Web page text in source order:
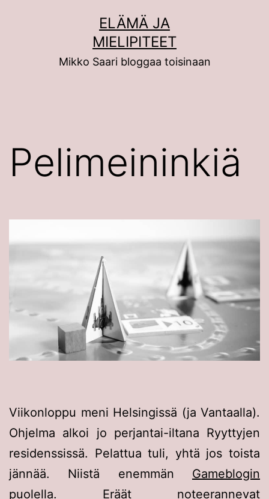
ELÄMÄ JA
MIELIPITEET
Mikko Saari bloggaa toisinaan
Pelimeininkiä
Viikonloppu meni Helsingissä (ja Vantaalla).
Ohjelma alkoi jo perjantai-iltana Ryyttyjen
residenssissä. Pelattua tuli, yhtä jos toista
jännää. Niistä enemmän Gameblogin
puolella. Eräät noteerannevat